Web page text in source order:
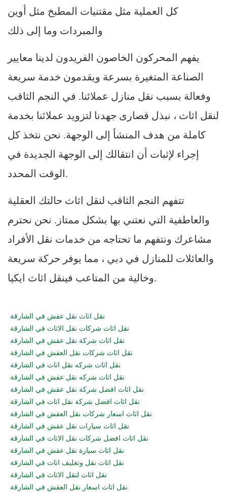
كل العملية مثل مقتنيات المطبخ مثل أوين
والمبردات وما إلى ذلك
يفهم المحركون الخاصون الفريدون لدينا معايير
الصناعة المتغيرة بسرعة ويقدمون خدمة سريعة
وفعالة بسبب نقل منازل عملائنا. في النجم الثاقب
لنقل اثاث ، نبذل قصارى جهدنا لتزويد عملائنا بخدمة
كاملة من هدف المنشأ إلى الوجهة. نحن نتخذ كل
إجراء لإثبات أن انتقالك إلى الوجهة الجديدة في
الوقت المحدد.
تتفهم النجم الثاقب لنقل اثاث حالتك العقلية
والعاطفية التي نعتني بها بشكل ممتاز. نحن نحترم
مشاعرك ونتفهم ما تحتاجه من خدمات نقل الأفراد
والعائلات للمنازل في دبي ، مما يوفر حركة سريعة
وخالية من المتاعب فينقل اثاث ايكيا.
نقل اثاث نقل عفش في الشارقة
نقل اثاث شركات نقل الاثاث في الشارقة
نقل اثاث شركة نقل عفش في الشارقة
نقل اثاث شركات نقل العفش في الشارقة
نقل اثاث شركه نقل اثاث في الشارقة
نقل اثاث شركه نقل عفش في الشارقة
نقل اثاث افضل شركة نقل عفش في الشارقة
نقل اثاث افضل شركة نقل اثاث في الشارقة
نقل اثاث اسعار شركات نقل العفش في الشارقة
نقل اثاث سيارات نقل عفش في الشارقة
نقل اثاث افضل شركات نقل الاثاث في الشارقة
نقل اثاث سيارة نقل عفش في الشارقة
نقل اثاث نقل وتغليف اثاث في الشارقة
نقل اثاث لنقل الاثاث في الشارقة
نقل اثاث اسعار نقل العفش في الشارقة